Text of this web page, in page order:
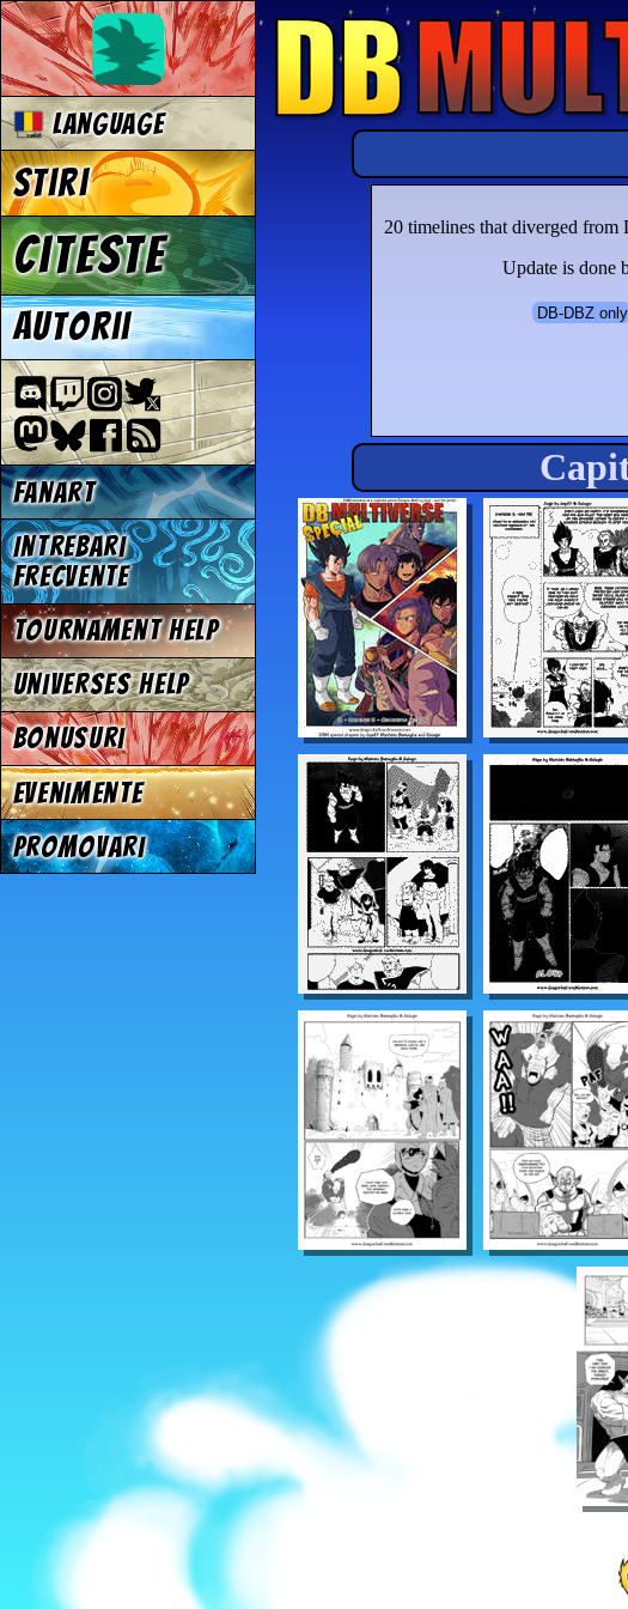
20 timelines that diverged
Update is done
DB-DBZ only
Language
Stiri
Citeste
Autorii
Fanart
Intrebari
frecvente
Tournament Help
Universes Help
Bonusuri
Evenimente
Promovari